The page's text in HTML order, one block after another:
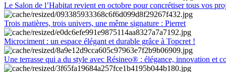
Le Salon de l’Habitat revient en octobre pour concrétiser tous vos
Trois matières, trois univers, une même signature : Pierret
Microciment : un espace élégant et durable grâce à Topcret !
Une terrasse qui a du style avec Résineo® : élégance, innovation et